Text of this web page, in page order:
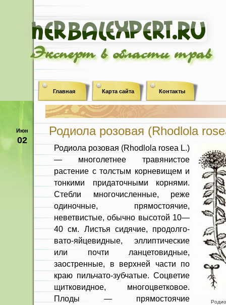
Эксперт в области трав
Главная Карта сайта Контакты
Июн
02
Родиола розовая (Rhodlola
Родиола розовая (Rhodlola rosea L.)
— многолетнее травянистое
растение с толстым корневищем и
тонкими прида­точными корнями.
Стебли многочис­ленные, реже
одиночные, прямостоя­чие,
неветвистые, обычно высотой 10—
40 см. Листья сидячие, продолго­
вато-яйцевидные, эллиптические
или почти ланцетовидные,
заостренные, в верхней части по
краю пильчато-зубчатые. Соцветие
щитковидное, много­цветковое.
Плоды — прямостоячие